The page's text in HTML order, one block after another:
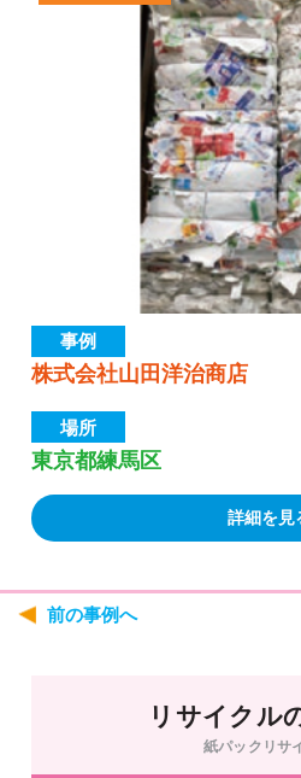
事例
株式会社山田洋治商店
場所
東京都練馬区
詳細を見
前の事例へ
リサイクル
紙パックリサ